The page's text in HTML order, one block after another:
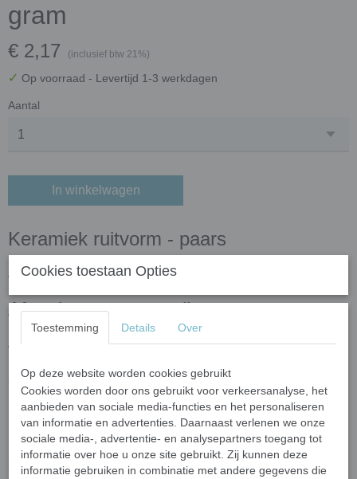
gram
€ 2,17 (inclusief btw 21%)
✓ Op voorraad - Levertijd 1-3 werkdagen
Aantal
In winkelwagen
Keramiek ruitvorm - paars
vormen. De ruitjes zijn verkrijgbaar in een mix van 3 afmetingen.
Afmetingen en aantallen
In 50 gram zitten ongeveer 25 ruitjes. Het exacte aantal wisselt
vanwege de mix van verschillende afmetingen.
22 mm).
De dikte van de ruitjes is 5 mm.
Op maat knippen
Mocht u de ruitjes willen knippen dan kan dat met de
mozaïek
kniptang
voor keramiek.
Cookies toestaan Opties
Toestemming Details Over
Op deze website worden cookies gebruikt
Cookies worden door ons gebruikt voor verkeersanalyse, het
aanbieden van sociale media-functies en het personaliseren
van informatie en advertenties. Daarnaast verlenen we onze
sociale media-, advertentie- en analysepartners toegang tot
informatie over hoe u onze site gebruikt. Zij kunnen deze
informatie gebruiken in combinatie met andere gegevens die